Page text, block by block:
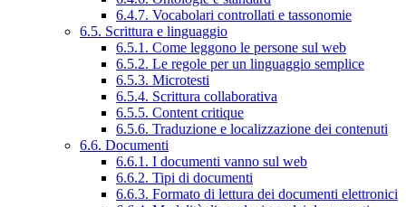
6.4.7. Vocabolari controllati e tassonomie
6.5. Scrittura e linguaggio
6.5.1. Come leggono le persone sul web
6.5.2. Le regole per un linguaggio semplice
6.5.3. Microtesti
6.5.4. Scrittura collaborativa
6.5.5. Content critique
6.5.6. Traduzione e localizzazione dei contenuti
6.6. Documenti
6.6.1. I documenti vanno sul web
6.6.2. Tipi di documenti
6.6.3. Formato di lettura dei documenti elettronici